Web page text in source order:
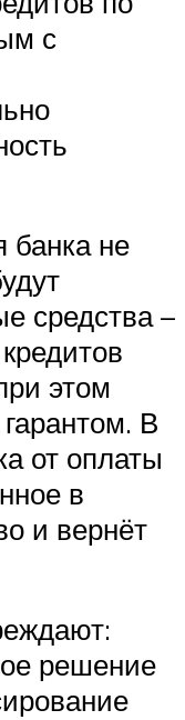
с
банка не
средства –
этом
В
от оплаты
в
и вернёт
решение